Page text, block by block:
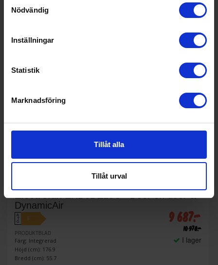
Nödvändig
Inställningar
Statistik
Marknadsföring
Tillåt alla
Tillåt urval
12%
ElectroluxERD6DE18C - Door on door &
DynamicAir
A
↑
G
E
PRODUKTBLAD
Färg: Integrerad
Höjd (cm): 176.9
Bredd (cm): 55.7
9 687:-
10 978:-
I lager